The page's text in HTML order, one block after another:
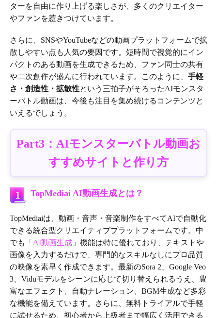
ターを自由に作り上げる楽しさが、多くのクリエイター
やファンを惹きつけています。
さらに、SNSやYouTubeなどの動画プラットフォームで拡
散しやすい点も人気の要因です。短時間で視覚的にイン
パクトのある動画を生成できるため、ファン同士の共有
や二次創作が盛んに行われています。このように、 手軽
さ・創造性・拡散性という三拍子がそろったAIモンスタ
ーバトル動画は、今後も注目を集め続けるコンテンツと
いえるでしょう。
Part3：AIモンスターバトル動画お
すすめサイトと作り方
1 TopMediai AI動画生成とは？
TopMediaiは、動画・音声・音楽制作をすべてAIで自動化
できる統合型クリエイティブプラットフォームです。中
でも「 AI動画生成 」機能は特に優れており、テキストや
画像を入力するだけで、専門的なスキルなしにプロ品質
の映像を素早く作成できます。最新のSora 2、Google Veo
3、Viduモデルをシーンに応じて切り替えられるうえ、豊
富なエフェクト、自動ナレーション、BGM生成など多彩
な機能を備えています。さらに、無料トライアルで手軽
に試せるため、初心者から上級者まで幅広く活用できる